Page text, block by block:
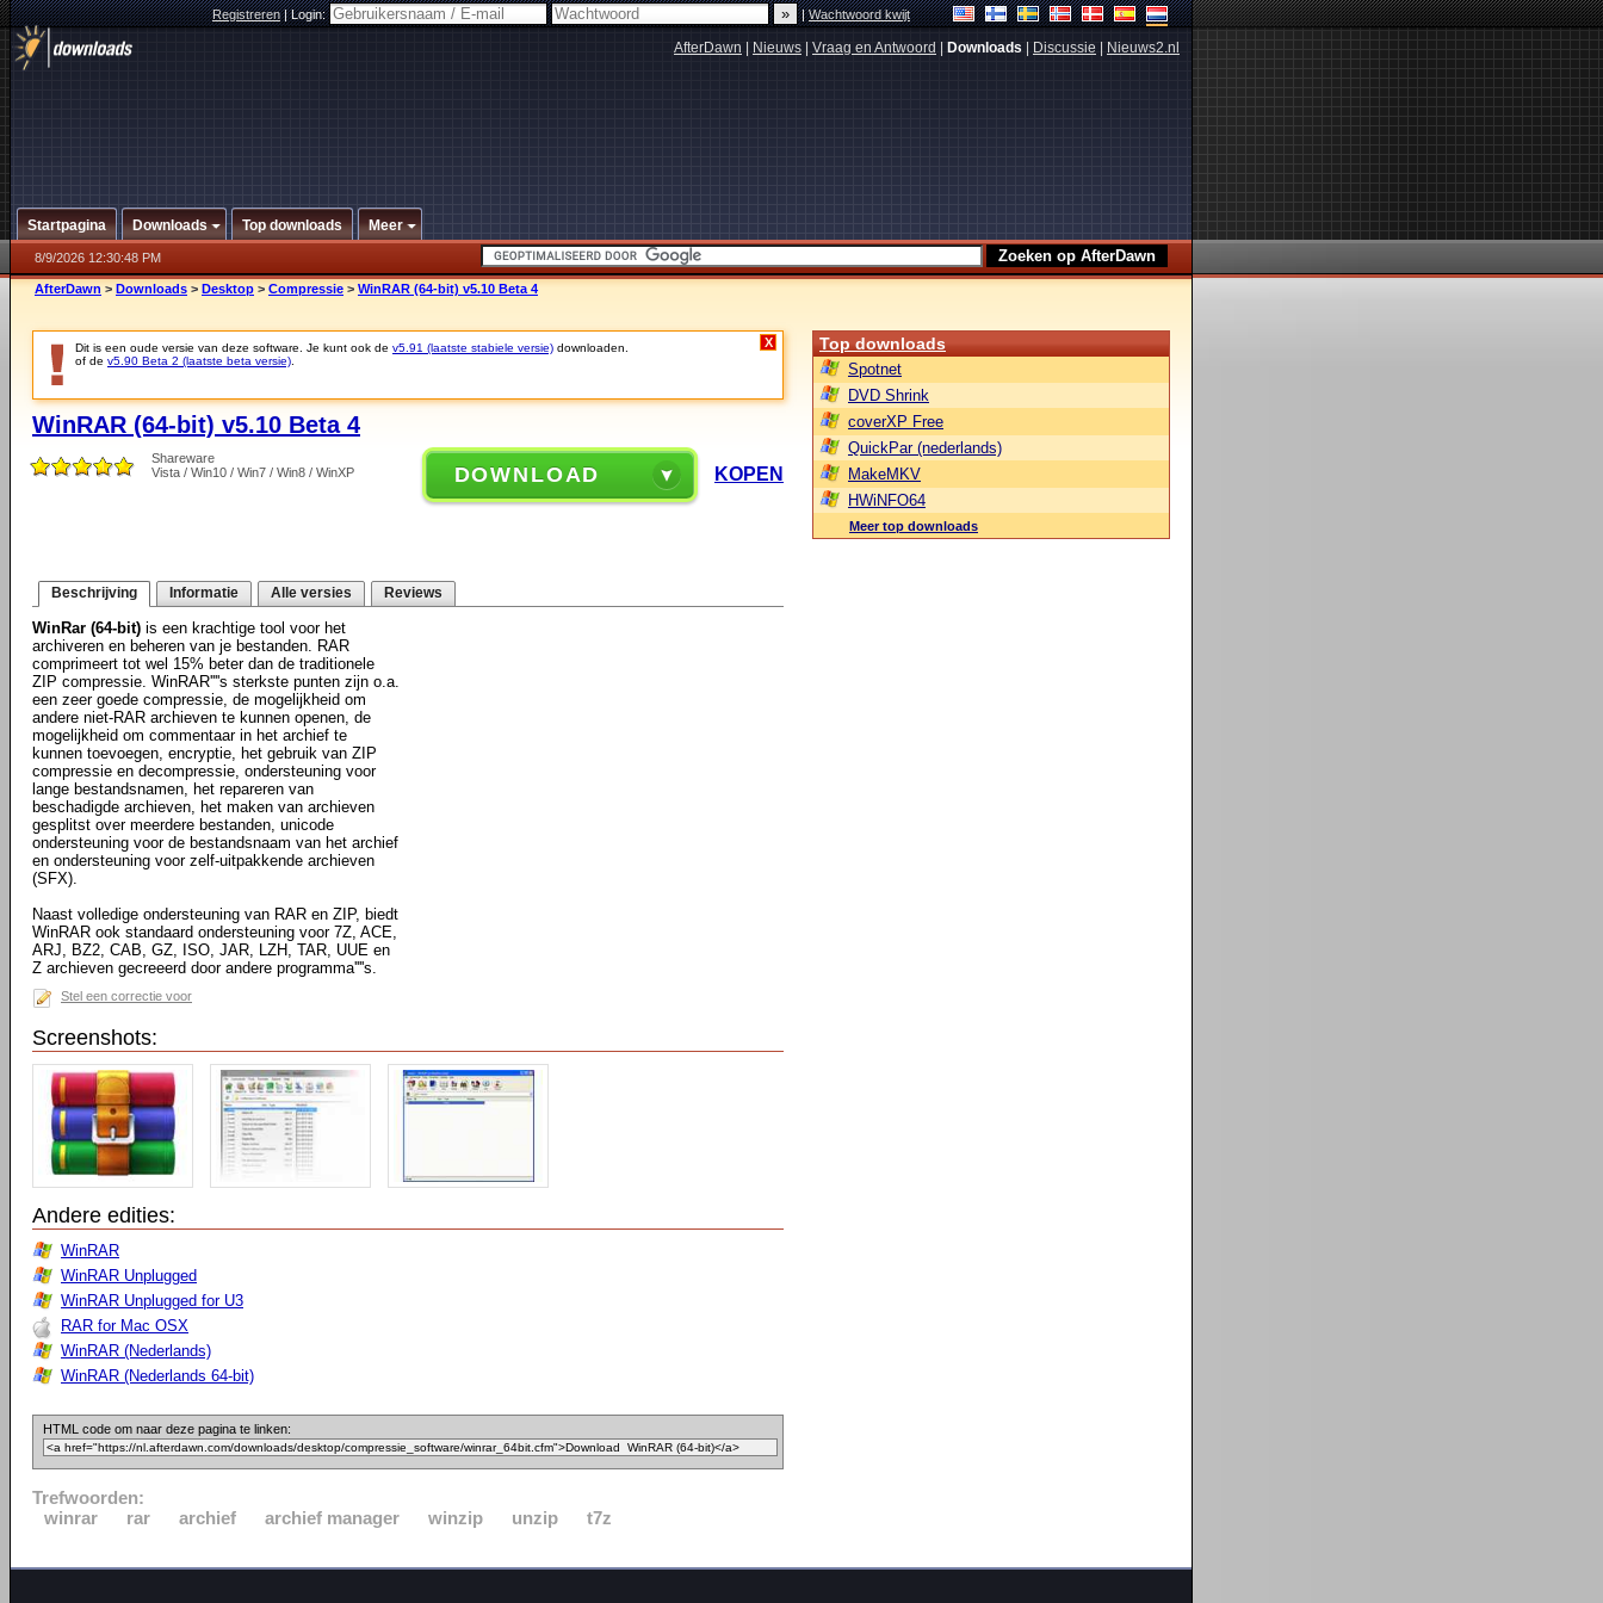
Registreren|Login: |Wachtwoord kwijt
AfterDawn Nieuws Vraag en Antwoord Downloads Discussie Nieuws2.nl
Startpagina Downloads Top downloads Meer
8/9/2026 12:30:48 PM
AfterDawn > Downloads > Desktop > Compressie > WinRAR (64-bit) v5.10 Beta 4
Dit is een oude versie van deze software. Je kunt ook de v5.91 (laatste stabiele versie) downloaden.
of de v5.90 Beta 2 (laatste beta versie)
X
WinRAR (64-bit) v5.10 Beta 4
Shareware
Vista / Win10 / Win7 / Win8 / WinXP
DOWNLOAD KOPEN
Beschrijving Informatie Alle versies Reviews
WinRar (64-bit) is een krachtige tool voor het
archiveren en beheren van je bestanden. RAR
comprimeert tot wel 15% beter dan de traditionele
ZIP compressie. WinRAR''''s sterkste punten zijn o.a.
een zeer goede compressie, de mogelijkheid om
andere niet-RAR archieven te kunnen openen, de
mogelijkheid om commentaar in het archief te
kunnen toevoegen, encryptie, het gebruik van ZIP
compressie en decompressie, ondersteuning voor
lange bestandsnamen, het repareren van
beschadigde archieven, het maken van archieven
gesplitst over meerdere bestanden, unicode
ondersteuning voor de bestandsnaam van het archief
en ondersteuning voor zelf-uitpakkende archieven
(SFX).
Naast volledige ondersteuning van RAR en ZIP, biedt
WinRAR ook standaard ondersteuning voor 7Z, ACE,
ARJ, BZ2, CAB, GZ, ISO, JAR, LZH, TAR, UUE en
Z archieven gecreeerd door andere programma''''s.
Stel een correctie voor
Screenshots:
Andere edities:
WinRAR
WinRAR Unplugged
WinRAR Unplugged for U3
RAR for Mac OSX
WinRAR (Nederlands)
WinRAR (Nederlands 64-bit)
HTML code om naar deze pagina te linken:
Trefwoorden:
winrar
rar archief archief manager winzip unzip t7z
Top downloads
Spotnet
DVD Shrink
coverXP Free
QuickPar (nederlands)
MakeMKV
HWiNFO64
Meer top downloads